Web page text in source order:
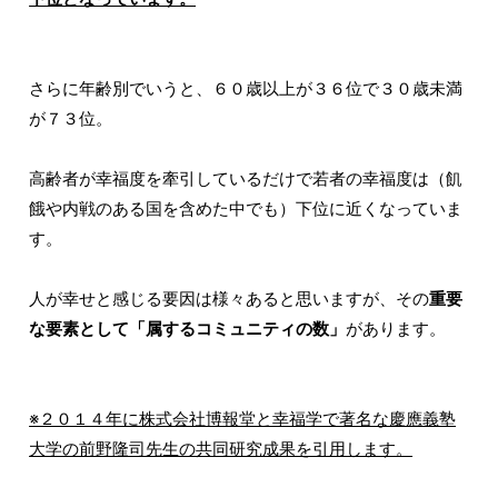
さらに年齢別でいうと、６０歳以上が３６位で３０歳未満
が７３位。
高齢者が幸福度を牽引しているだけで若者の幸福度は（飢
餓や内戦のある国を含めた中でも）下位に近くなっていま
す。
人が幸せと感じる要因は様々あると思いますが、その重要
な要素として「属するコミュニティの数」 があります。
※２０１４年に株式会社博報堂と幸福学で著名な慶應義塾
大学の前野隆司先生の共同研究成果を引用します。